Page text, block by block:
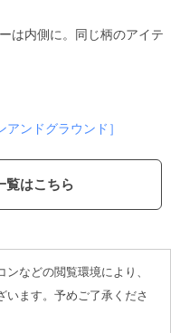
は内側に。同じ柄のアイテ
ンドグラウンド］
覧はこちら
などの閲覧環境により、
います。予めご了承くださ